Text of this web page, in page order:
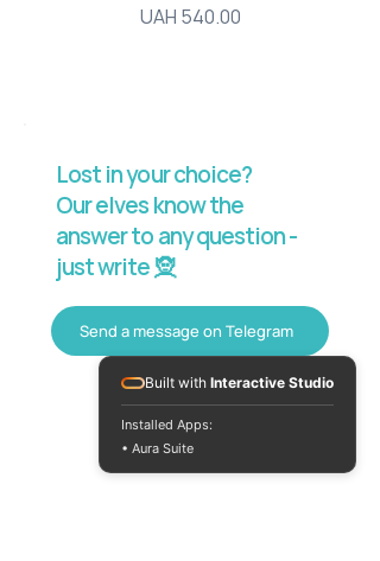
Price
UAH 540.00
Lost in your choice?
Our elves know the
answer to any question -
just write 🧝
Send a message on Telegram
Built with Interactive Studio
Installed Apps:
• Aura Suite